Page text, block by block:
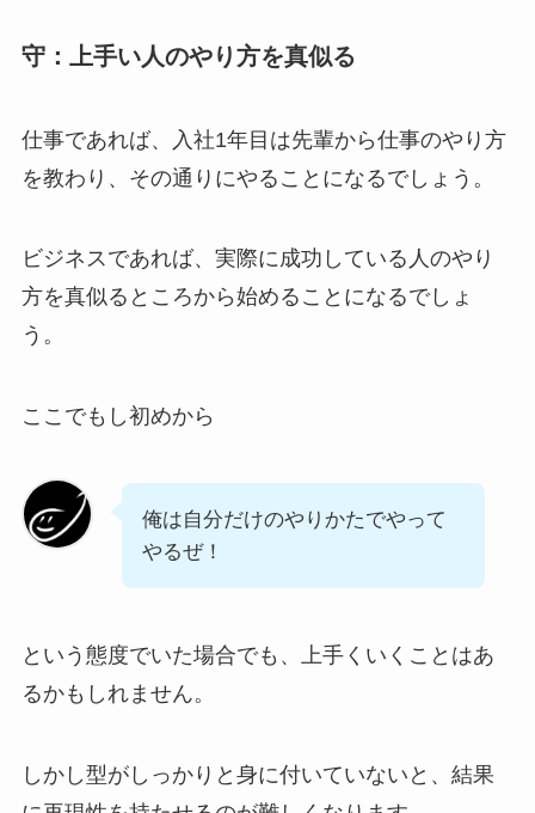
守：上手い人のやり方を真似る
仕事であれば、入社1年目は先輩から仕事のやり方
を教わり、その通りにやることになるでしょう。
ビジネスであれば、実際に成功している人のやり
方を真似るところから始めることになるでしょ
う。
ここでもし初めから
俺は自分だけのやりかたでやって
やるぜ！
という態度でいた場合でも、上手くいくことはあ
るかもしれません。
しかし型がしっかりと身に付いていないと、結果